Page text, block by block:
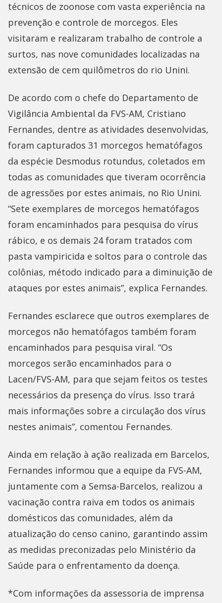
técnicos de zoonose com vasta experiência na
prevenção e controle de morcegos. Eles
visitaram e realizaram trabalho de controle a
surtos, nas nove comunidades localizadas na
extensão de cem quilômetros do rio Unini.
De acordo com o chefe do Departamento de
Vigilância Ambiental da FVS-AM, Cristiano
Fernandes, dentre as atividades desenvolvidas,
foram capturados 31 morcegos hematófagos
da espécie Desmodus rotundus, coletados em
todas as comunidades que tiveram ocorrência
de agressões por estes animais, no Rio Unini.
“Sete exemplares de morcegos hematófagos
foram encaminhados para pesquisa do vírus
rábico, e os demais 24 foram tratados com
pasta vampiricida e soltos para o controle das
colônias, método indicado para a diminuição de
ataques por estes animais”, explica Fernandes.
Fernandes esclarece que outros exemplares de
morcegos não hematófagos também foram
encaminhados para pesquisa viral. “Os
morcegos serão encaminhados para o
Lacen/FVS-AM, para que sejam feitos os testes
necessários da presença do vírus. Isso trará
mais informações sobre a circulação dos vírus
nestes animais”, comentou Fernandes.
Ainda em relação à ação realizada em Barcelos,
Fernandes informou que a equipe da FVS-AM,
juntamente com a Semsa-Barcelos, realizou a
vacinação contra raiva em todos os animais
domésticos das comunidades, além da
atualização do censo canino, garantindo assim
as medidas preconizadas pelo Ministério da
Saúde para o enfrentamento da doença.
*Com informações da assessoria de imprensa